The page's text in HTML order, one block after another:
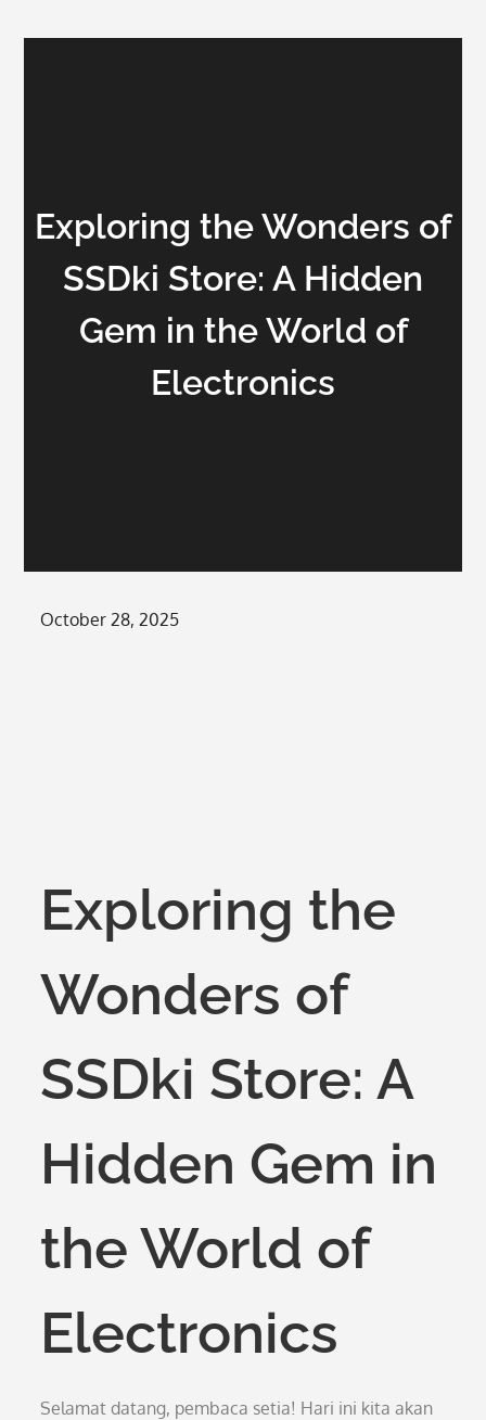
Exploring the Wonders of
SSDki Store: A Hidden
Gem in the World of
Electronics
Posted
October 28, 2025
Exploring the
Wonders of
SSDki Store: A
Hidden Gem in
the World of
Electronics
Selamat datang, pembaca setia! Hari ini kita akan